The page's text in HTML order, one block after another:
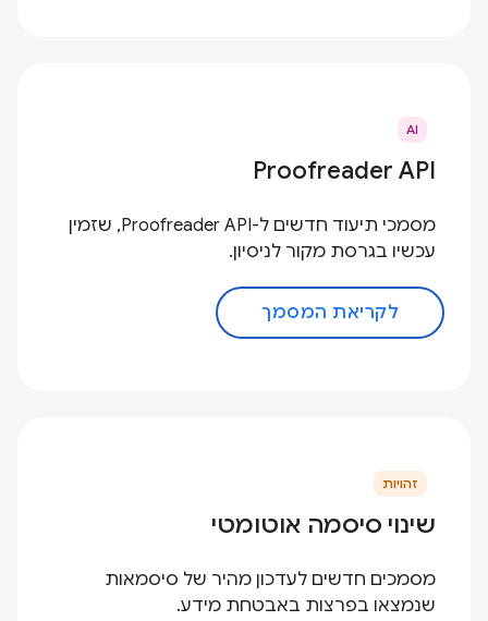
AI
Proofreader API
מסמכי תיעוד חדשים ל-Proofreader API, שזמין
עכשיו בגרסת מקור לניסיון.
לקריאת המסמך
זהויות
שינוי סיסמה אוטומטי
מסמכים חדשים לעדכון מהיר של סיסמאות
שנמצאו בפרצות באבטחת מידע.